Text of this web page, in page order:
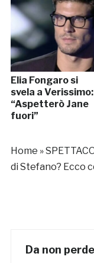
Elia Fongaro si
svela a Verissimo:
“Aspetterò Jane
fuori”
Home »
di Stefano? Ecco
Da non